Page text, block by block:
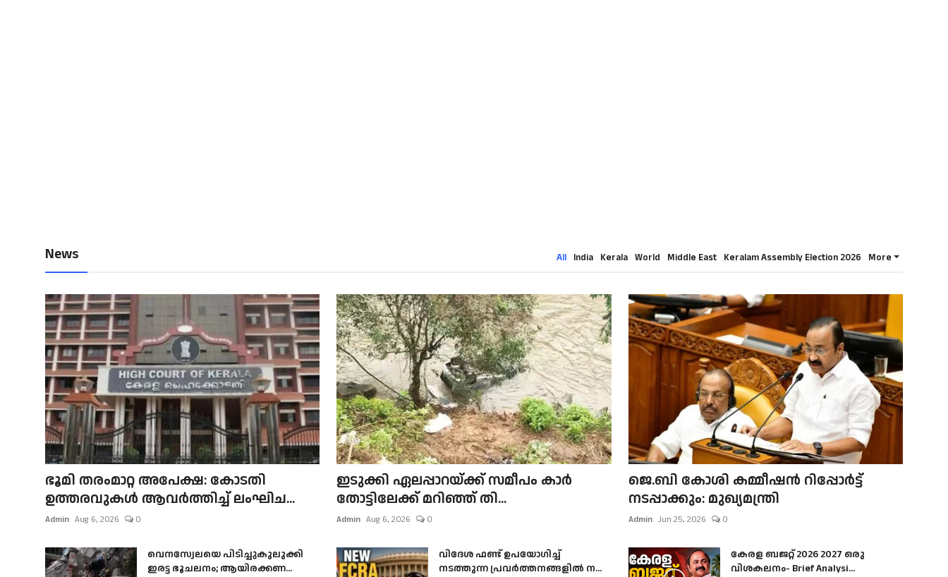
News All India Kerala World Middle East Keralam Assembly Election 2026 More
ഭൂമി തരംമാറ്റ അപേക്ഷ: കോടതി
ഉത്തരവുകൾ ആവർത്തിച്ച് ലംഘിച...
Admin Aug 6, 2026 0
ഇടുക്കി ഏലപ്പാറയ്ക്ക് സമീപം കാർ
തോട്ടിലേക്ക് മറിഞ്ഞ് തി...
Admin Aug 6, 2026 0
ജെ.ബി കോശി കമ്മീഷൻ റിപ്പോർട്ട്
നടപ്പാക്കും: മുഖ്യമന്ത്രി
Admin Jun 25, 2026 0
വെനസ്വേലയെ പിടിച്ചുകുലുക്കി
ഇരട്ട ഭൂചലനം; ആയിരക്കണ...
വിദേശ ഫണ്ട് ഉപയോഗിച്ച്
നടത്തുന്ന പ്രവർത്തനങ്ങളിൽ ന...
കേരള ബജറ്റ് 2026 2027 ഒരു
വിശകലനം- Brief Analysi...